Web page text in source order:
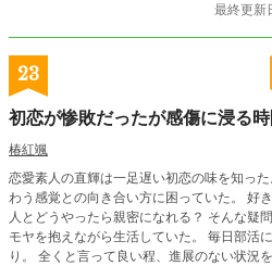
最終更新
23
初恋が惨敗だったが感傷に浸る
椿紅颯
恋愛素人の直輝は一足遅い初恋の味を知っ
わう感覚との向き合い方に困っていた。 好きな人とどう接したらいい？ 好きな
人とどうやったら親密になれる？ そんな疑問が毎日の様に頭を駆け巡り、モヤ
モヤを抱えながら生活していた。 毎日部活
り。 全くと言って良い程、進展のない状況を